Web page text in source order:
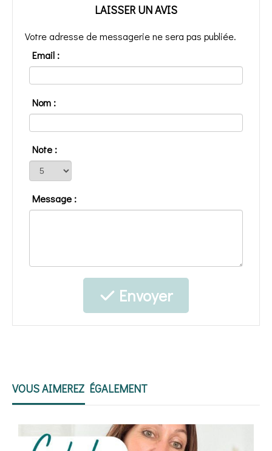
LAISSER UN AVIS
Votre adresse de messagerie ne sera pas publiée.
Email :
Nom :
Note :
Message :
Envoyer
VOUS AIMEREZ ÉGALEMENT